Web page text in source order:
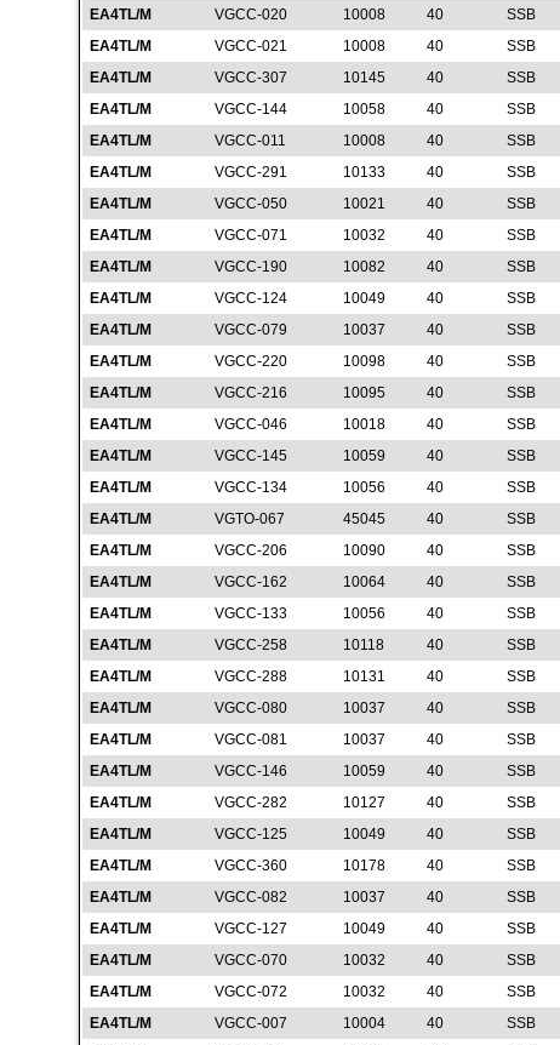
EA4TL/M
VGCC-020 10008 40 SSB
EA4TL/M
VGCC-021 10008 40 SSB
EA4TL/M
VGCC-307 10145 40 SSB
EA4TL/M
VGCC-144 10058 40 SSB
EA4TL/M
VGCC-011 10008 40 SSB
EA4TL/M
VGCC-291 10133 40 SSB
EA4TL/M
VGCC-050 10021 40 SSB
EA4TL/M
VGCC-071 10032 40 SSB
EA4TL/M
VGCC-190 10082 40 SSB
EA4TL/M
VGCC-124 10049 40 SSB
EA4TL/M
VGCC-079 10037 40 SSB
EA4TL/M
VGCC-220 10098 40 SSB
EA4TL/M
VGCC-216 10095 40 SSB
EA4TL/M
VGCC-046 10018 40 SSB
EA4TL/M
VGCC-145 10059 40 SSB
EA4TL/M
VGCC-134 10056 40 SSB
EA4TL/M
VGTO-067 45045 40 SSB
EA4TL/M
VGCC-206 10090 40 SSB
EA4TL/M
VGCC-162 10064 40 SSB
EA4TL/M
VGCC-133 10056 40 SSB
EA4TL/M
VGCC-258 10118 40 SSB
EA4TL/M
VGCC-288 10131 40 SSB
EA4TL/M
VGCC-080 10037 40 SSB
EA4TL/M
VGCC-081 10037 40 SSB
EA4TL/M
VGCC-146 10059 40 SSB
EA4TL/M
VGCC-282 10127 40 SSB
EA4TL/M
VGCC-125 10049 40 SSB
EA4TL/M
VGCC-360 10178 40 SSB
EA4TL/M
VGCC-082 10037 40 SSB
EA4TL/M
VGCC-127 10049 40 SSB
EA4TL/M
VGCC-070 10032 40 SSB
EA4TL/M
VGCC-072 10032 40 SSB
EA4TL/M
VGCC-007 10004 40 SSB